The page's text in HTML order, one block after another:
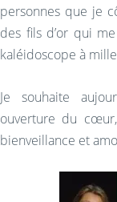
personnes que je
des fils d’or qui
kaléidoscope à
Je souhaite
ouverture du
bienveillance et